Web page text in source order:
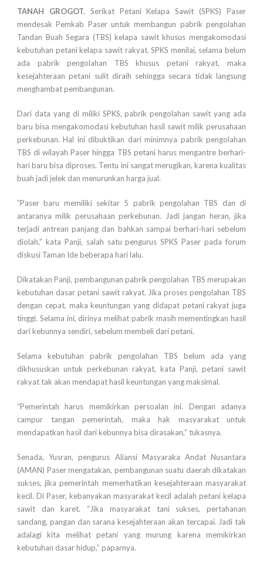
TANAH GROGOT.Serikat Petani Kelapa Sawit (SPKS) Paser
mendesak Pemkab Paser untuk membangun pabrik pengolahan
Tandan Buah Segara (TBS) kelapa sawit khusus mengakomodasi
kebutuhan petani kelapa sawit rakyat. SPKS menilai, selama belum
ada pabrik pengolahan TBS khusus petani rakyat, maka
kesejahteraan petani sulit diraih sehingga secara tidak langsung
menghambat pembangunan.
Dari data yang di miliki SPKS, pabrik pengolahan sawit yang ada
baru bisa mengakomodasi kebutuhan hasil sawit milik perusahaan
perkebunan. Hal ini dibuktikan dari minimnya pabrik pengolahan
TBS di wilayah Paser hingga TBS petani harus mengantre berhari-
hari baru bisa diproses. Tentu ini sangat merugikan, karena kualitas
buah jadi jelek dan menurunkan harga jual.
“Paser baru memiliki sekitar 5 pabrik pengolahan TBS dan di
antaranya milik perusahaan perkebunan. Jadi jangan heran, jika
terjadi antrean panjang dan bahkan sampai berhari-hari sebelum
diolah,” kata Panji, salah satu pengurus SPKS Paser pada forum
diskusi Taman Ide beberapa hari lalu.
Dikatakan Panji, pembangunan pabrik pengolahan TBS merupakan
kebutuhan dasar petani sawit rakyat. Jika proses pengolahan TBS
dengan cepat, maka keuntungan yang didapat petani rakyat juga
tinggi. Selama ini, dirinya melihat pabrik masih mementingkan hasil
dari kebunnya sendiri, sebelum membeli dari petani.
Selama kebutuhan pabrik pengolahan TBS belum ada yang
dikhususkan untuk perkebunan rakyat, kata Panji, petani sawit
rakyat tak akan mendapat hasil keuntungan yang maksimal.
“Pemerintah harus memikirkan persoalan ini. Dengan adanya
campur tangan pemerintah, maka hak masyarakat untuk
mendapatkan hasil dari kebunnya bisa dirasakan,” tukasnya.
Senada, Yusran, pengurus Aliansi Masyaraka Andat Nusantara
(AMAN) Paser mengatakan, pembangunan suatu daerah dikatakan
sukses, jika pemerintah memerhatikan kesejahteraan masyarakat
kecil. Di Paser, kebanyakan masyarakat kecil adalah petani kelapa
sawit dan karet. “Jika masyarakat tani sukses, pertahanan
sandang, pangan dan sarana kesejahteraan akan tercapai. Jadi tak
adalagi kita melihat petani yang murung karena memikirkan
kebutuhan dasar hidup,” paparnya.